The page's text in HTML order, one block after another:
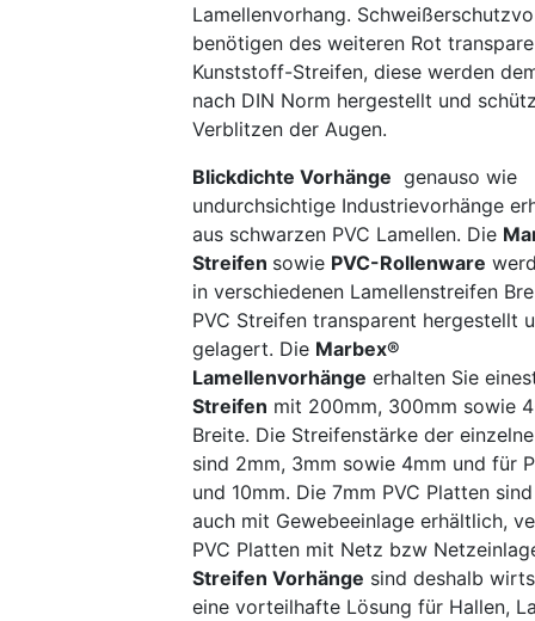
Lamellenvorhang.
benötigen des weiteren Rot
Kunststoff-Streifen, diese werden
nach DIN Norm hergestellt und
Verblitzen der Augen.
Blickdichte Vorhänge genauso wie
undurchsichtige Industrievorhänge
aus schwarzen PVC Lamellen. Die
Streifen sowie PVC-Rollenware
in verschiedenen Lamellenstreifen
PVC Streifen transparent hergestellt
gelagert. Die Marbex®
Lamellenvorhänge erhalten Sie
Streifen mit 200mm, 300mm sowie
Breite. Die Streifenstärke der
sind 2mm, 3mm sowie 4mm und für
und 10mm. Die 7mm PVC Platten
auch mit Gewebeeinlage erhältlich,
PVC Platten mit Netz bzw
Streifen Vorhänge sind deshalb
eine vorteilhafte Lösung für Hallen,